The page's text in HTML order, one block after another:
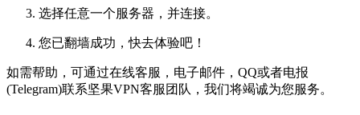
选择任意一个服务器，并连接。
您已翻墙成功，快去体验吧！
如需帮助，可通过在线客服，电子邮件，QQ或者电报
(Telegram)联系坚果VPN客服团队，我们将竭诚为您服务。